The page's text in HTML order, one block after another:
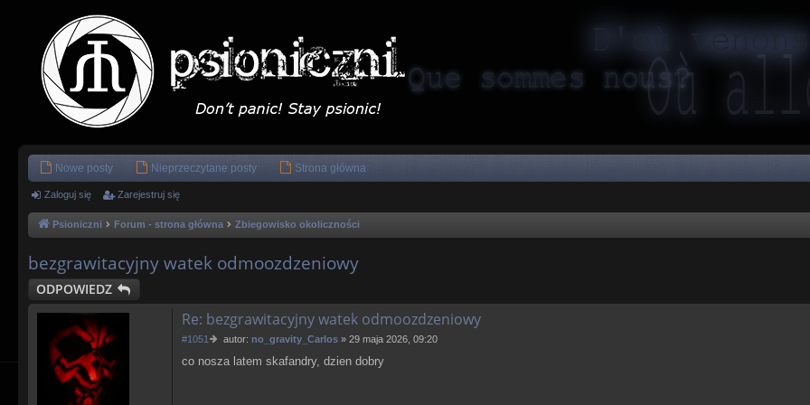
Nowe posty Nieprzeczytane posty Strona główna
Zaloguj się Zarejestruj się
Psioniczni Forum - strona główna Zbiegowisko okoliczności
bezgrawitacyjny watek odmoozdzeniowy
ODPOWIEDZ
Re: bezgrawitacyjny watek odmoozdzeniowy
#1051
P
s
autor: no_gravity_Carlos» 29 maja 2026, 09:20
co nosza latem skafandry, dzien dobry